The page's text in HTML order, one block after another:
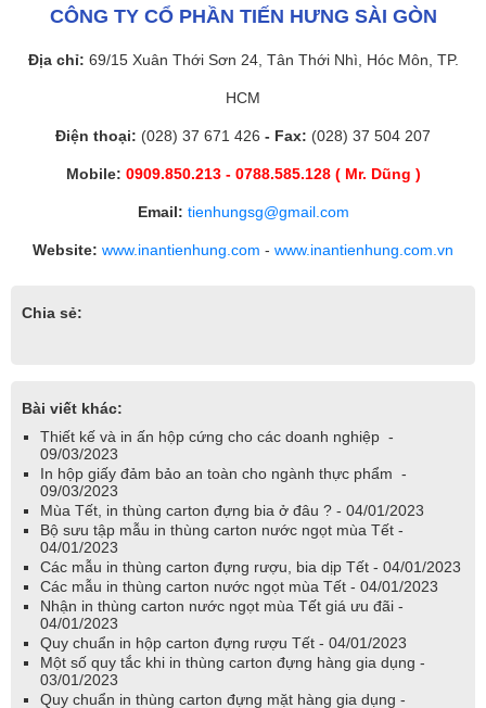
CÔNG TY CỔ PHẦN TIẾN HƯNG SÀI GÒN
Địa chỉ: 69/15 Xuân Thới Sơn 24, Tân Thới Nhì, Hóc Môn, TP.
HCM
Điện thoại: (028) 37 671 426 - Fax: (028) 37 504 207
Mobile: 0909.850.213 - 0788.585.128 ( Mr. Dũng )
Email: tienhungsg@gmail.com
Website: www.inantienhung.com - www.inantienhung.com.vn
Chia sẻ:
Bài viết khác:
Thiết kế và in ấn hộp cứng cho các doanh nghiệp -
09/03/2023
In hộp giấy đảm bảo an toàn cho ngành thực phẩm -
09/03/2023
Mùa Tết, in thùng carton đựng bia ở đâu ? - 04/01/2023
Bộ sưu tập mẫu in thùng carton nước ngọt mùa Tết -
04/01/2023
Các mẫu in thùng carton đựng rượu, bia dịp Tết - 04/01/2023
Các mẫu in thùng carton nước ngọt mùa Tết - 04/01/2023
Nhận in thùng carton nước ngọt mùa Tết giá ưu đãi -
04/01/2023
Quy chuẩn in hộp carton đựng rượu Tết - 04/01/2023
Một số quy tắc khi in thùng carton đựng hàng gia dụng -
03/01/2023
Quy chuẩn in thùng carton đựng mặt hàng gia dụng -